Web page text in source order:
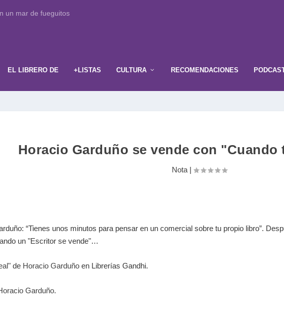
un mar de fueguitos
EL LIBRERO DE +LISTAS CULTURA RECOMENDACIONES
Horacio Garduño se vende con "Cuando
Nota|
“Tienes unos minutos para pensar en un comercial sobre tu propio libro”.
un "Escritor se vende"…
de Horacio Garduño en Librerías Gandhi.
Garduño.